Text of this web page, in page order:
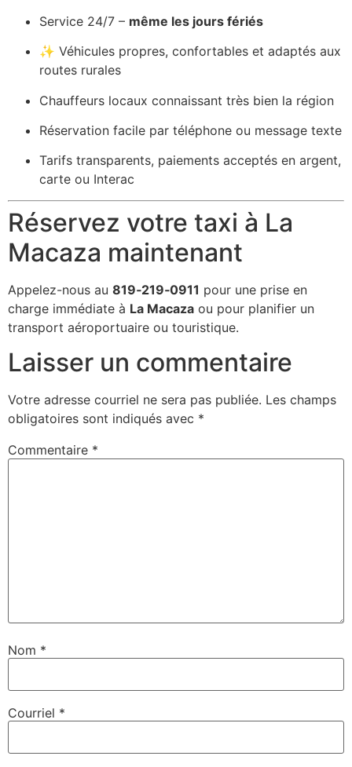
Service 24/7 – même les jours fériés
✨ Véhicules propres, confortables et adaptés aux
routes rurales
Chauffeurs locaux connaissant très bien la région
Réservation facile par téléphone ou message texte
Tarifs transparents, paiements acceptés en argent,
carte ou Interac
Réservez votre taxi à La
Macaza maintenant
Appelez-nous au 819‑219‑0911 pour une prise en
charge immédiate à La Macaza ou pour planifier un
transport aéroportuaire ou touristique.
Laisser un commentaire
Votre adresse courriel ne sera pas publiée. Les champs
obligatoires sont indiqués avec *
Commentaire *
Nom *
Courriel *